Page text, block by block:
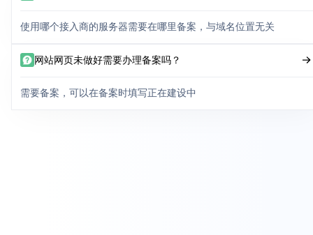
使用哪个接入商的服务器需要在哪里备案，与域名位置无关
网站网页未做好需要办理备案吗？
需要备案，可以在备案时填写正在建设中